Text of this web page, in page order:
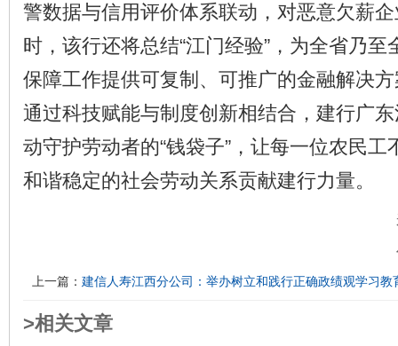
警数据与信用评价体系联动，对恶意欠薪
时，该行还将总结“江门经验”，为全省乃
保障工作提供可复制、可推广的金融解决
通过科技赋能与制度创新相结合，建行广
动守护劳动者的“钱袋子”，让每一位农民工
和谐稳定的社会劳动关系贡献建行力量。
上一篇： 建信人寿江西分公司：举办树立和践行正确政绩观学习教
>相关文章